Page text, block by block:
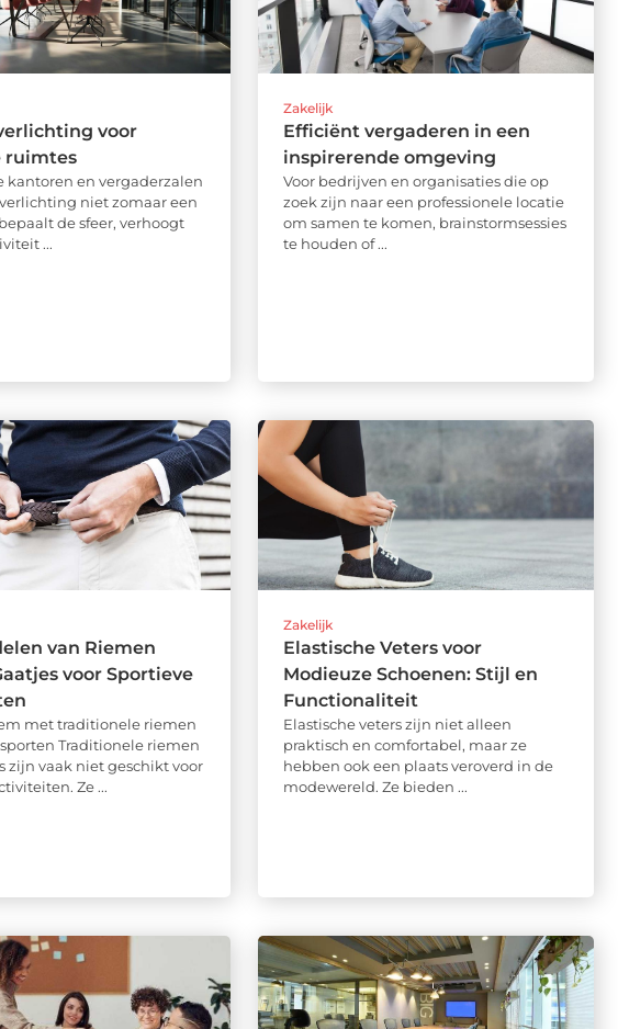
voor
ruimtes
kantoren en vergaderzalen
niet zomaar een
de sfeer, verhoogt
...
Zakelijk
Efficiënt vergaderen in een
inspirerende omgeving
Voor bedrijven en organisaties die op
zoek zijn naar een professionele locatie
om samen te komen, brainstormsessies
te houden of ...
van Riemen
voor Sportieve
met traditionele riemen
Traditionele riemen
zijn vaak niet geschikt voor
Ze ...
Zakelijk
Elastische Veters voor
Modieuze Schoenen: Stijl en
Functionaliteit
Elastische veters zijn niet alleen
praktisch en comfortabel, maar ze
hebben ook een plaats veroverd in de
modewereld. Ze bieden ...